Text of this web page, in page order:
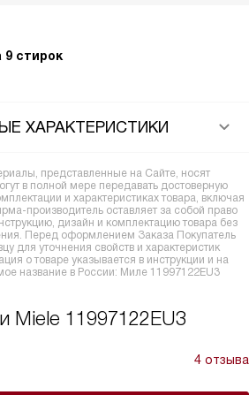
9 стирок
ХАРАКТЕРИСТИКИ
представленные на Сайте, носят
в полной мере передавать достоверную
и характеристиках товара, включая
производитель оставляет за собой право
дизайн и комплектацию товара без
Перед оформлением Заказа Покупатель
для уточнения свойств и характеристик
о товаре указывается в инструкции и на
название в России: Миле 11997122EU3
Miele 11997122EU3
4 отзыва